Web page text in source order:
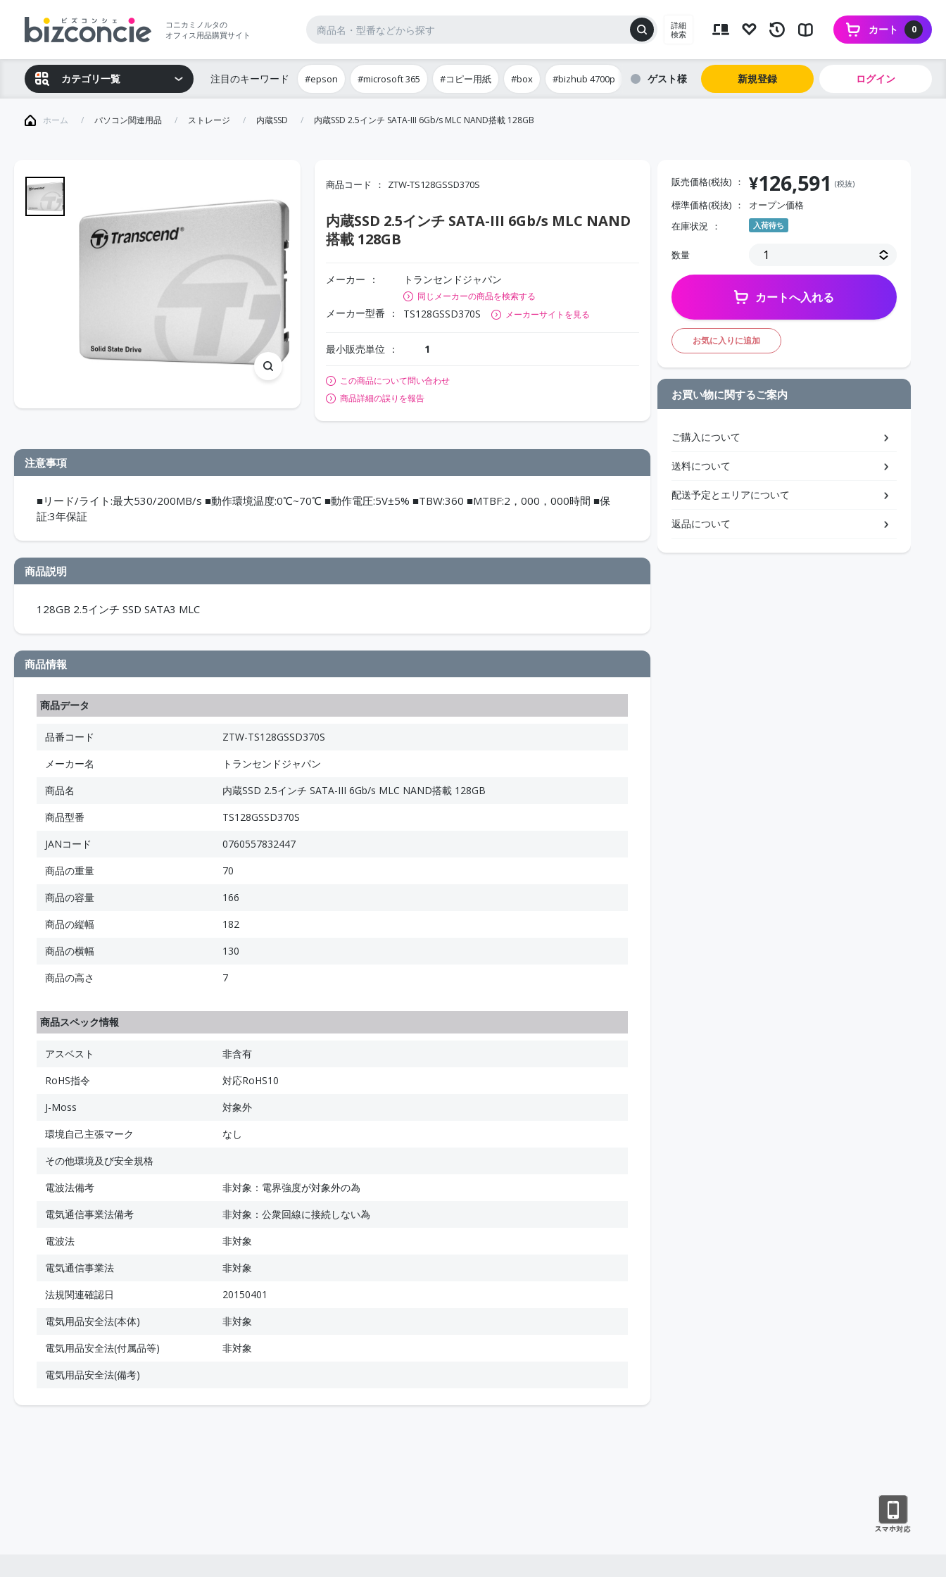
コニカミノルタの
オフィス用品購買サイト
詳細
検索
0
カート
カテゴリ一覧 注目のキーワード #epson #microsoft 365 #コピー用紙 #box #bizhub 4700p ゲスト 新規登録 ログイン
ホーム パソコン関連用品 ストレージ 内蔵SSD 内蔵SSD 2.5インチ SATA-III 6Gb/s MLC NAND搭載 128GB
商品コード ZTW-TS128GSSD370S
内蔵SSD 2.5インチ SATA-III 6Gb/s MLC NAND
搭載 128GB
メーカー トランセンドジャパン
同じメーカーの商品を検索する
メーカー型番 TS128GSSD370S メーカーサイトを見る
最小販売単位 1
この商品について問い合わせ
商品詳細の誤りを報告
注意事項
■リード/ライト:最大530/200MB/s ■動作環境温度:0℃~70℃ ■動作電圧:5V±5% ■TBW:360 ■MTBF:2，000，000時間 ■保
証:3年保証
商品説明
128GB 2.5インチ SSD SATA3 MLC
商品情報
商品データ
品番コード
ZTW-TS128GSSD370S
メーカー名
トランセンドジャパン
商品名
内蔵SSD 2.5インチ SATA-III 6Gb/s MLC NAND搭載 128GB
商品型番
TS128GSSD370S
JANコード
0760557832447
商品の重量
70
商品の容量
166
商品の縦幅
182
商品の横幅
130
商品の高さ
7
商品スペック情報
アスベスト
非含有
RoHS指令
対応RoHS10
J-Moss
対象外
環境自己主張マーク
なし
その他環境及び安全規格
電波法備考
非対象：電界強度が対象外の為
電気通信事業法備考
非対象：公衆回線に接続しない為
電波法
非対象
電気通信事業法
非対象
法規関連確認日
20150401
電気用品安全法(本体)
非対象
電気用品安全法(付属品等)
非対象
電気用品安全法(備考)
販売価格(税抜) ¥126,591 (税抜)
標準価格(税抜)
オープン価格
在庫状況
入荷待ち
数量
カートへ入れる
お気に入りに追加
お買い物に関するご案内
ご購入について
送料について
配送予定とエリアについて
返品について